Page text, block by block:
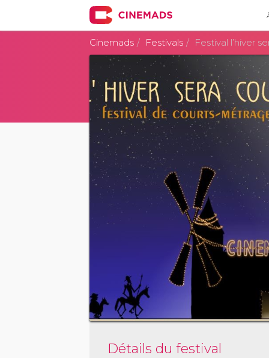
Cinemads Festivals Festival l’hiver
Détails du festival